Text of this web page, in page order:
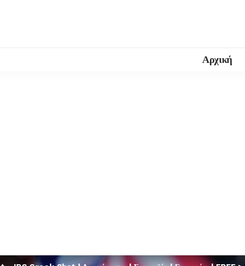
Αρχική